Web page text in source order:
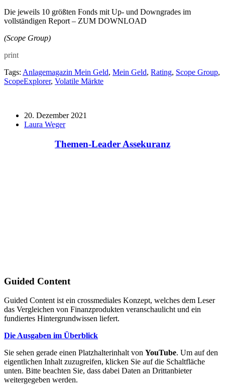
Die jeweils 10 größten Fonds mit Up- und Downgrades im
vollständigen Report – ZUM DOWNLOAD
(Scope Group)
print
Tags: Anlagemagazin Mein Geld, Mein Geld, Rating, Scope Group,
ScopeExplorer, Volatile Märkte
20. Dezember 2021
Laura Weger
Themen-Leader Assekuranz
Guided Content
Guided Content ist ein crossmediales Konzept, welches dem Leser
das Vergleichen von Finanzprodukten veranschaulicht und ein
fundiertes Hintergrundwissen liefert.
Die Ausgaben im Überblick
Sie sehen gerade einen Platzhalterinhalt von YouTube. Um auf den
eigentlichen Inhalt zuzugreifen, klicken Sie auf die Schaltfläche
unten. Bitte beachten Sie, dass dabei Daten an Drittanbieter
weitergegeben werden.